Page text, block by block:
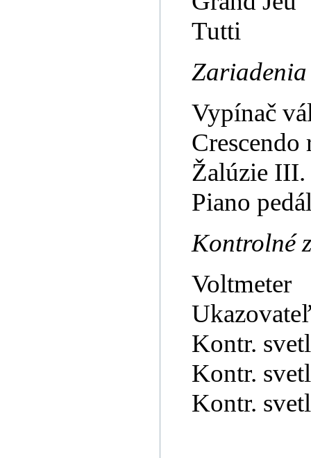
Tutti
Vypínač
Crescendo
Žalúzie III.
Piano
Kontrolné
Voltmeter
Kontr.
Kontr.
Kontr.